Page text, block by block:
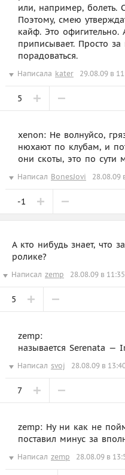
или, например, болеть.
Поэтому, смею
кайф. Это офигительно.
приписывает. Просто
порадоваться.
Написала kater 29.08.09 в
5
xenon: Не волнуйсо,
нюхают по клубам, и
они скоты, это по сути
Написал BonesJovi 28.08.09
-1
А кто нибудь знает, что
ролике?
Написал zemp 28.08.09 в 11:35
5
zemp:
называется Serenata —
Написал svoj 28.08.09 в
7
zemp: Ну ни как не
поставил минус за
Написал zemp 28.08.09 в